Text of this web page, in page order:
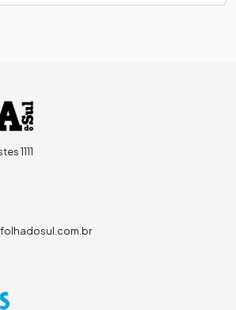
1111